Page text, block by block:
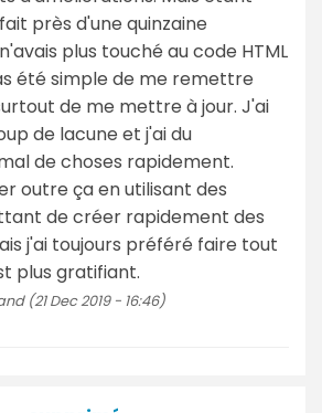
près d'une quinzaine
plus touché au code HTML
été simple de me remettre
de me mettre à jour. J'ai
de lacune et j'ai du
de choses rapidement.
outre ça en utilisant des
de créer rapidement des
j'ai toujours préféré faire tout
plus gratifiant.
(21 Dec 2019 - 16:46)